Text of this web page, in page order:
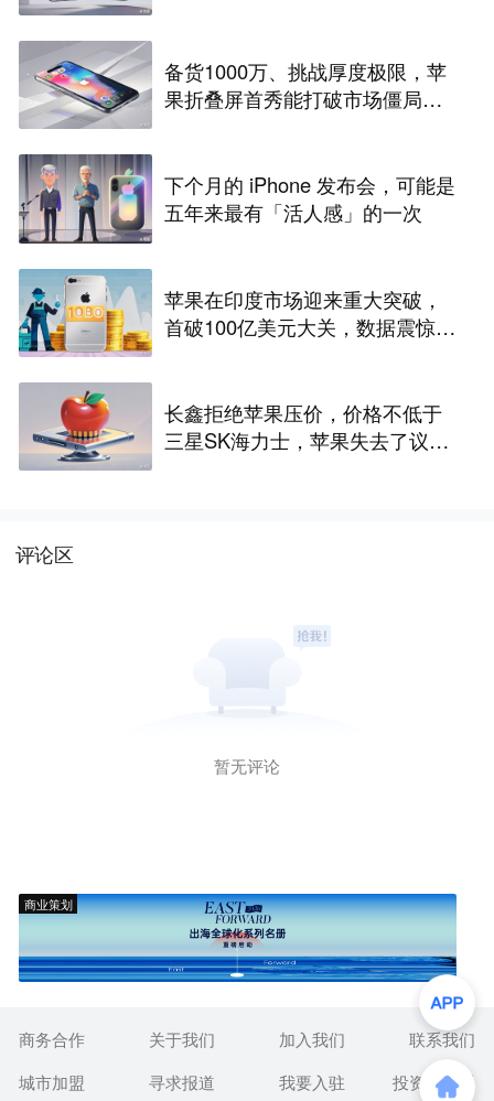
备货1000万、挑战厚度极限，苹
果折叠屏首秀能打破市场僵局
下个月的 iPhone 发布会，可能是
五年来最有「活人感」的一次
苹果在印度市场迎来重大突破，
首破100亿美元大关，数据震惊世
长鑫拒绝苹果压价，价格不低于
三星SK海力士，苹果失去了议价
评论区
暂无评论
商业策划
商务合作 关于我们 加入我们
联系我们
城市加盟
寻求报道 我要入驻 投资者关系